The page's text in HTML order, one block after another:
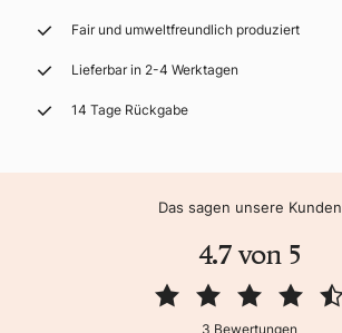
Fair und umweltfreundlich produziert
Lieferbar in 2-4 Werktagen
14 Tage Rückgabe
Das sagen unsere Kunden
4.7 von 5
3 Bewertungen